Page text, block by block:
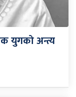
युगको अन्त्य